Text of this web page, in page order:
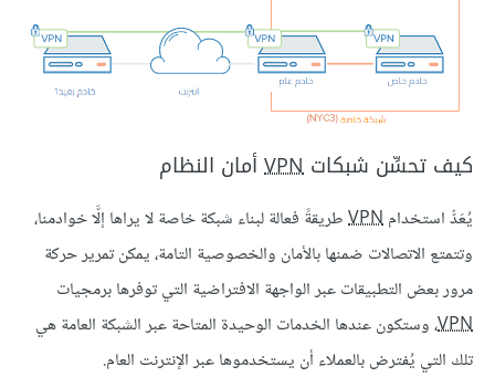
كيف تحسِّن شبكات VPNأمان النظام
يُعَدُّ استخدامVPNطريقةً فعالة لبناء شبكة خاصة لا يراها إلَّا خوادمنا،
وتتمتع الاتصالات ضمنها بالأمان والخصوصية التامة، يمكن تمرير حركة
مرور بعض التطبيقات عبر الواجهة الافتراضية التي توفرها برمجيات
VPN، وستكون عندها الخدمات الوحيدة المتاحة عبر الشبكة العامة هي
تلك التي يُفترض بالعملاء أن يستخدموها عبر الإنترنت العام.